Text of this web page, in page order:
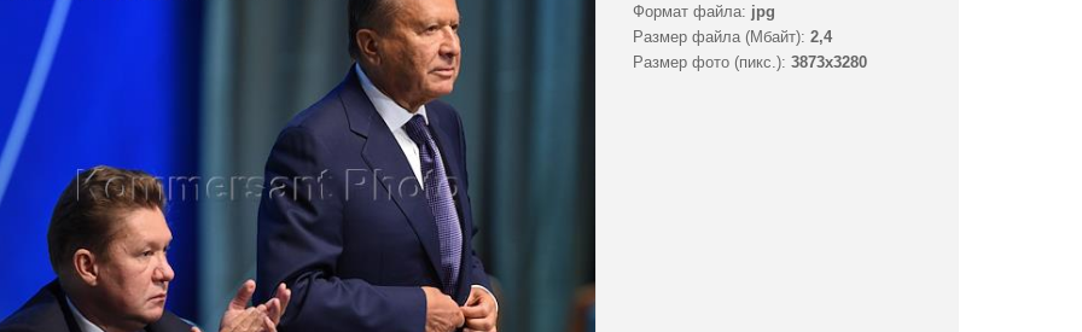
Формат файла: jpg
Размер файла (Мбайт): 2,4
Размер фото (пикс.): 3873x3280